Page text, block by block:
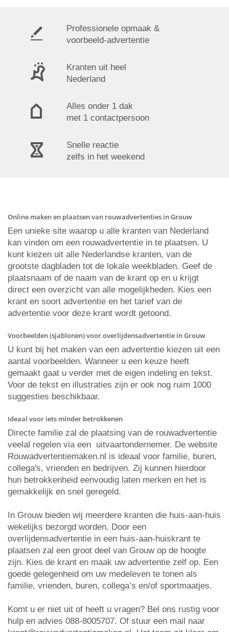
Professionele opmaak &
voorbeeld-advertentie
Kranten uit heel
Nederland
Alles onder 1 dak
met 1 contactpersoon
Snelle reactie
zelfs in het weekend
Online maken en plaatsen van rouwadvertenties in Grouw
Een unieke site waarop u alle kranten van Nederland
kan vinden om een rouwadvertentie in te plaatsen. U
kunt kiezen uit alle Nederlandse kranten, van de
grootste dagbladen tot de lokale weekbladen. Geef de
plaatsnaam of de naam van de krant op en u krijgt
direct een overzicht van alle mogelijkheden. Kies een
krant en soort advertentie en het tarief van de
advertentie voor deze krant wordt getoond.
Voorbeelden (sjablonen) voor overlijdensadvertentie in Grouw
U kunt bij het maken van een advertentie kiezen uit een
aantal voorbeelden. Wanneer u een keuze heeft
gemaakt gaat u verder met de eigen indeling en tekst.
Voor de tekst en illustraties zijn er ook nog ruim 1000
suggesties beschikbaar.
Ideaal voor iets minder betrokkenen
Directe familie zal de plaatsing van de rouwadvertentie
veelal regelen via een uitvaartondernemer. De website
Rouwadvertentiemaken.nl is ideaal voor familie, buren,
collega's, vrienden en bedrijven. Zij kunnen hierdoor
hun betrokkenheid eenvoudig laten merken en het is
gemakkelijk en snel geregeld.
In Grouw bieden wij meerdere kranten die huis-aan-huis
wekelijks bezorgd worden. Door een
overlijdensadvertentie in een huis-aan-huiskrant te
plaatsen zal een groot deel van Grouw op de hoogte
zijn. Kies de krant en maak uw advertentie zelf op. Een
goede gelegenheid om uw medeleven te tonen als
familie, vrienden, buren, collega’s en/of sportmaatjes.
Komt u er niet uit of heeft u vragen? Bel ons rustig voor
hulp en advies 088-8005707. Of stuur een mail naar